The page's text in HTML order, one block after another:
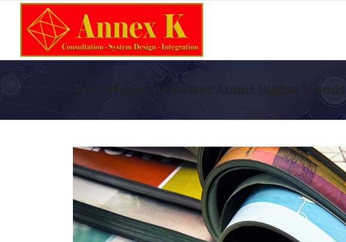
Tech Magazine Writes About Digital Trends